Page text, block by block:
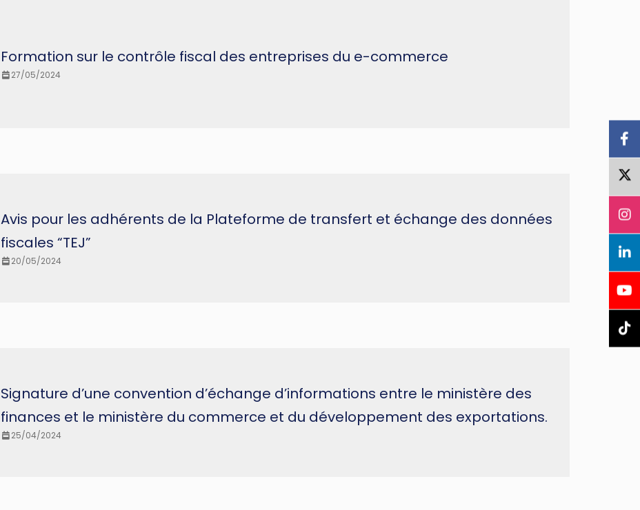
Formation sur le contrôle fiscal des entreprises du e-commerce
27/05/2024
Avis pour les adhérents de la Plateforme de transfert et échange des données
fiscales “TEJ”
20/05/2024
Signature d’une convention d’échange d’informations entre le ministère des
finances et le ministère du commerce et du développement des exportations.
25/04/2024